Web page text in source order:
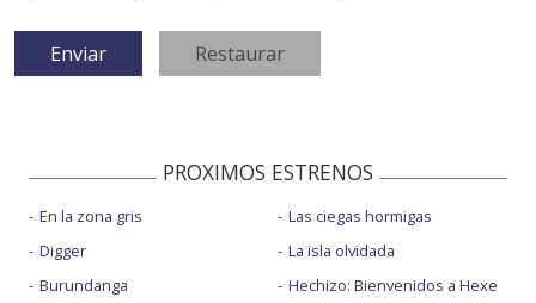
PROXIMOS ESTRENOS
En la zona gris
Digger
Burundanga
Las ciegas hormigas
La isla olvidada
Hechizo: Bienvenidos a Hexe